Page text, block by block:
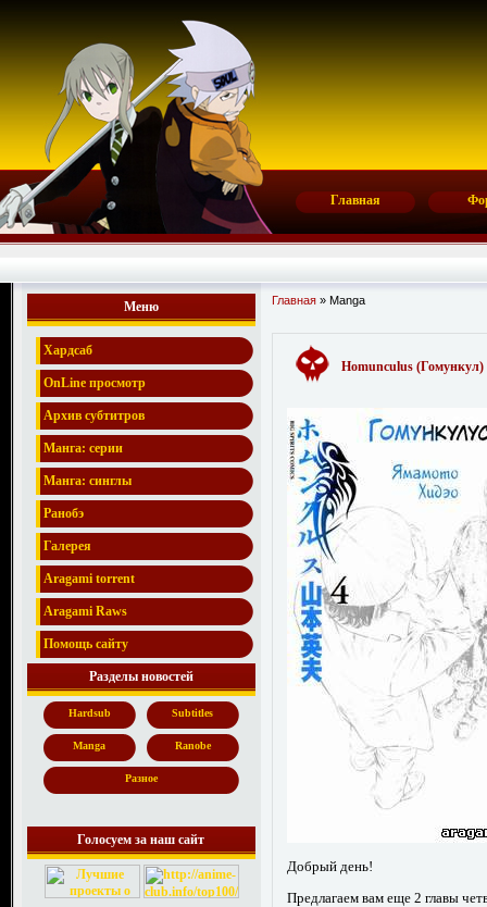
Главная
Меню
Хардсаб
OnLine просмотр
Архив субтитров
Манга: серии
Манга: синглы
Ранобэ
Галерея
Aragami torrent
Aragami Raws
Помощь сайту
Разделы новостей
Hardsub Subtitles
Manga Ranobe
Разное
Голосуем за наш сайт
Главная » Manga
Homunculus
Добрый день!
Предлагаем вам еще 2 главы